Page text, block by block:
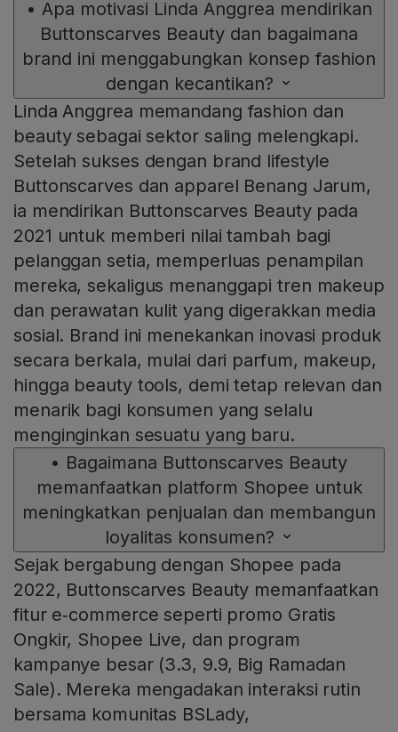
• Apa motivasi Linda Anggrea mendirikan
Buttonscarves Beauty dan bagaimana
brand ini menggabungkan konsep fashion
dengan kecantikan?
Linda Anggrea memandang fashion dan
beauty sebagai sektor saling melengkapi.
Setelah sukses dengan brand lifestyle
Buttonscarves dan apparel Benang Jarum,
ia mendirikan Buttonscarves Beauty pada
2021 untuk memberi nilai tambah bagi
pelanggan setia, memperluas penampilan
mereka, sekaligus menanggapi tren makeup
dan perawatan kulit yang digerakkan media
sosial. Brand ini menekankan inovasi produk
secara berkala, mulai dari parfum, makeup,
hingga beauty tools, demi tetap relevan dan
menarik bagi konsumen yang selalu
menginginkan sesuatu yang baru.
• Bagaimana Buttonscarves Beauty
memanfaatkan platform Shopee untuk
meningkatkan penjualan dan membangun
loyalitas konsumen?
Sejak bergabung dengan Shopee pada
2022, Buttonscarves Beauty memanfaatkan
fitur e‑commerce seperti promo Gratis
Ongkir, Shopee Live, dan program
kampanye besar (3.3, 9.9, Big Ramadan
Sale). Mereka mengadakan interaksi rutin
bersama komunitas BSLady,